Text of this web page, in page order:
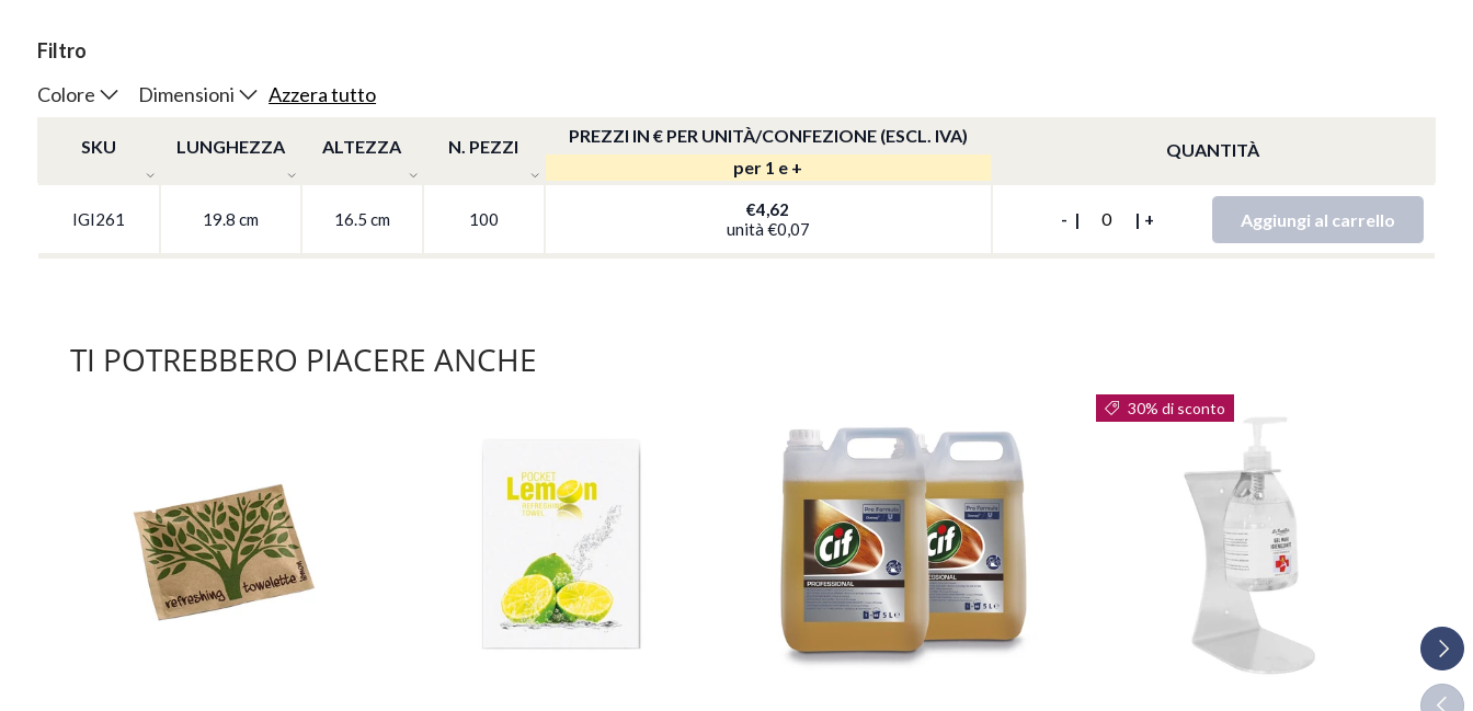
Filtro
Colore
Dimensioni Azzera tutto
SKU LUNGHEZZA ALTEZZA N. PEZZI
PREZZI IN € PER UNITÀ/CONFEZIONE (ESCL. IVA)
QUANTITÀ
per 1 e +
IGI261 19.8 cm 16.5 cm 100
€4,62
unità €0,07
- | | + Aggiungi al carrello
TI POTREBBERO PIACERE ANCHE
30% di sconto